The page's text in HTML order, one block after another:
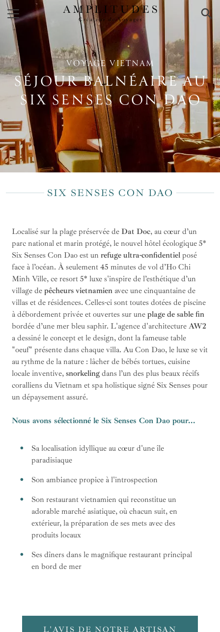
×
VOYAGE VIETNAM
SÉJOUR BALNÉAIRE AU
SIX SENSES CON DAO
SIX SENSES CON DAO
Localisé sur la plage préservée de Dat Doc, au cœur d’un
parc national et marin protégé, le nouvel hôtel écologique 5*
Six Senses Con Dao est un refuge ultra-confidentiel posé
face à l’océan. À seulement 45 minutes de vol d’Ho Chi
Minh Ville, ce resort 5* luxe s'inspire de l’esthétique d’un
village de pêcheurs vietnamien avec une cinquantaine de
villas et de résidences. Celles-ci sont toutes dotées de piscine
à débordement privée et ouvertes sur une plage de sable fin
bordée d’une mer bleu saphir. L'agence d'architecture AW2
a dessiné le concept et le design, dont la fameuse table
"oeuf" présente dans chaque villa. Au Con Dao, le luxe se vit
au rythme de la nature : lâcher de bébés tortues, cuisine
locale inventive, snorkeling dans l’un des plus beaux récifs
coralliens du Vietnam et spa holistique signé Six Senses pour
un dépaysement assuré.
Nous avons sélectionné le Six Senses Con Dao pour...
Sa localisation idyllique au cœur d'une île
paradisiaque
Son ambiance propice à l'introspection
Son restaurant vietnamien qui reconstitue un
adorable marché asiatique, où chacun suit, en
extérieur, la préparation de ses mets avec des
produits locaux
Ses dîners dans le magnifique restaurant principal
en bord de mer
L'AVIS DE NOTRE ARTISAN